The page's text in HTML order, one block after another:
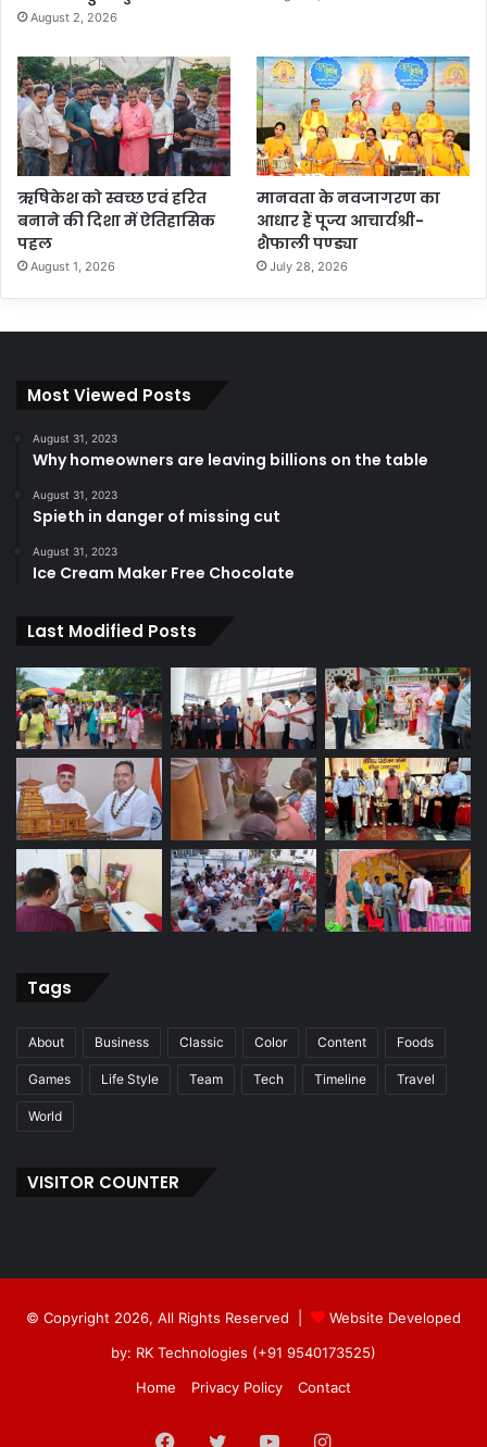
August 2, 2026
ऋषिकेश को स्वच्छ एवं हरित
बनाने की दिशा में ऐतिहासिक
पहल
August 1, 2026
मानवता के नवजागरण का
आधार हैं पूज्य आचार्यश्री-
शैफाली पण्ड्या
July 28, 2026
Most Viewed Posts
August 31, 2023
Why homeowners are leaving billions on the table
August 31, 2023
Spieth in danger of missing cut
August 31, 2023
Ice Cream Maker Free Chocolate
Last Modified Posts
Tags
About Business Classic Color Content Foods
Games Life Style Team Tech Timeline Travel
World
VISITOR COUNTER
© Copyright 2026, All Rights Reserved |
Website Developed
by: RK Technologies (+91 9540173525)
Home
Privacy Policy Contact
Facebook
TwitterYouTubeInstagram